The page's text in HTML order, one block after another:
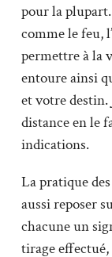
pour la
comme le feu,
permettre à la
entoure ainsi
et votre
distance en le
indications.
La pratique
aussi reposer
chacune un
tirage